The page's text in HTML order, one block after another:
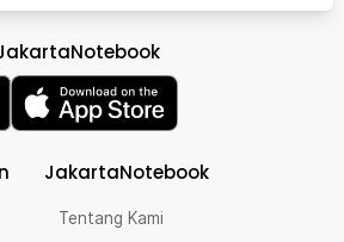
JakartaNotebook
Tentang Kami